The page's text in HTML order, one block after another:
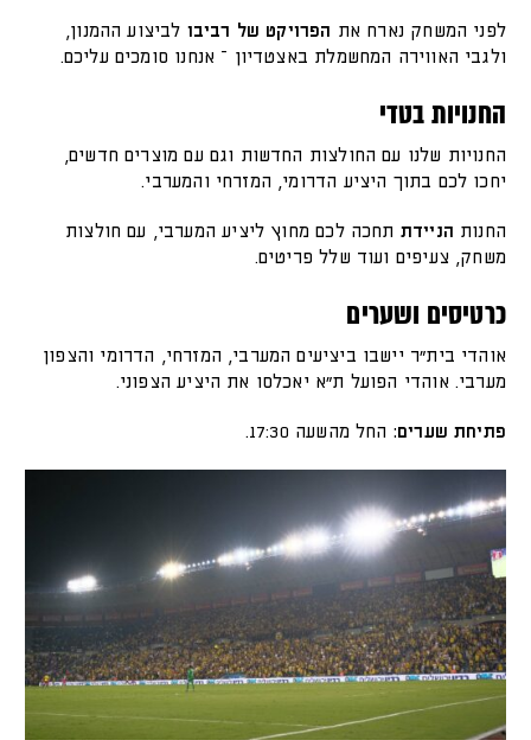
לפני המשחק נארח את הפרויקט של רביבו לביצוע ההמנון,
ולגבי האווירה המחשמלת באצטדיון – אנחנו סומכים עליכם.
החנויות בטדי
החנויות שלנו עם החולצות החדשות וגם עם מוצרים חדשים,
יחכו לכם בתוך היציע הדרומי, המזרחי והמערבי.
החנות הניידת תחכה לכם מחוץ ליציע המערבי, עם חולצות
משחק, צעיפים ועוד שלל פריטים.
כרטיסים ושערים
אוהדי בית״ר יישבו ביציעים המערבי, המזרחי, הדרומי והצפון
מערבי. אוהדי הפועל ת״א יאכלסו את היציע הצפוני.
פתיחת שערים: החל מהשעה 17:30.